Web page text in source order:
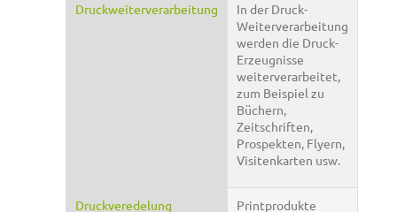
Druckweiterverarbeitung
In der Druck-
Weiterverarbeitung
werden die Druck-
Erzeugnisse
weiterverarbeitet,
zum Beispiel zu
Büchern,
Zeitschriften,
Prospekten, Flyern,
Visitenkarten usw.
Druckveredelung Printprodukte